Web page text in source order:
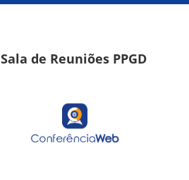
Sala de Reuniões PPGD